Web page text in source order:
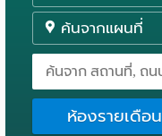
ค้นตามจังหวัด
ค้นจากสถานศึกษา
ค้นจากแผนที่
ค้นแบบละเอียด
เม้น
ค้นจากแผนที่
ห้องรายเดือน